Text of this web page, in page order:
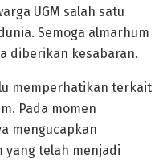
UGM salah satu
Semoga almarhum
diberikan kesabaran.
memperhatikan terkait
Pada momen
mengucapkan
yang telah menjadi